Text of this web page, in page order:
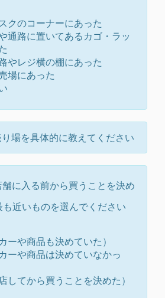
クのコーナーにあった
通路に置いてあるカゴ・ラッ
やレジ横の棚にあった
場にあった
場を具体的に教えてください
に入る前から買うことを決め
近いものを選んでください
ーや商品も決めていた）
ーや商品は決めていなかっ
してから買うことを決めた）